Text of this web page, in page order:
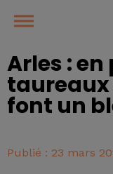
Arles :
taureaux
font un
Publié : 23 mars